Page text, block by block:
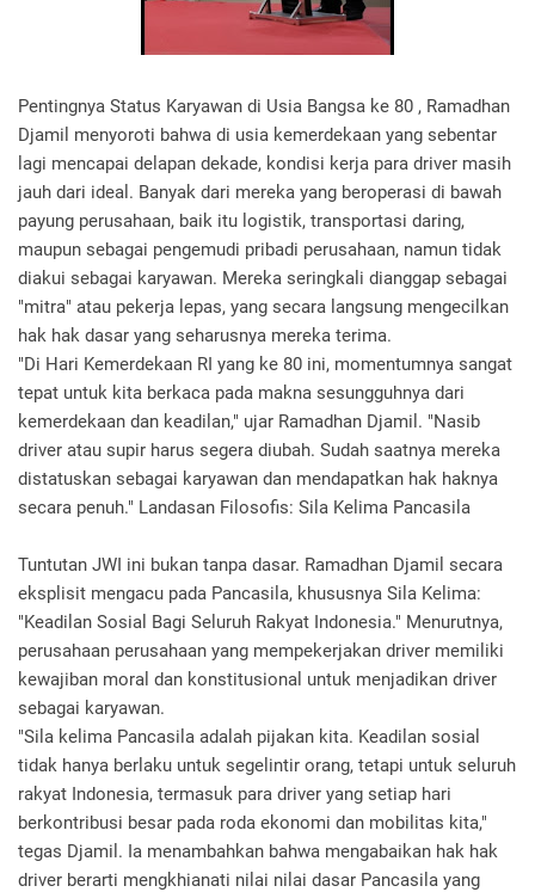
Pentingnya Status Karyawan di Usia Bangsa ke 80 , Ramadhan
Djamil menyoroti bahwa di usia kemerdekaan yang sebentar
lagi mencapai delapan dekade, kondisi kerja para driver masih
jauh dari ideal. Banyak dari mereka yang beroperasi di bawah
payung perusahaan, baik itu logistik, transportasi daring,
maupun sebagai pengemudi pribadi perusahaan, namun tidak
diakui sebagai karyawan. Mereka seringkali dianggap sebagai
"mitra" atau pekerja lepas, yang secara langsung mengecilkan
hak hak dasar yang seharusnya mereka terima.
"Di Hari Kemerdekaan RI yang ke 80 ini, momentumnya sangat
tepat untuk kita berkaca pada makna sesungguhnya dari
kemerdekaan dan keadilan," ujar Ramadhan Djamil. "Nasib
driver atau supir harus segera diubah. Sudah saatnya mereka
distatuskan sebagai karyawan dan mendapatkan hak haknya
secara penuh." Landasan Filosofis: Sila Kelima Pancasila
Tuntutan JWI ini bukan tanpa dasar. Ramadhan Djamil secara
eksplisit mengacu pada Pancasila, khususnya Sila Kelima:
"Keadilan Sosial Bagi Seluruh Rakyat Indonesia." Menurutnya,
perusahaan perusahaan yang mempekerjakan driver memiliki
kewajiban moral dan konstitusional untuk menjadikan driver
sebagai karyawan.
"Sila kelima Pancasila adalah pijakan kita. Keadilan sosial
tidak hanya berlaku untuk segelintir orang, tetapi untuk seluruh
rakyat Indonesia, termasuk para driver yang setiap hari
berkontribusi besar pada roda ekonomi dan mobilitas kita,"
tegas Djamil. Ia menambahkan bahwa mengabaikan hak hak
driver berarti mengkhianati nilai nilai dasar Pancasila yang